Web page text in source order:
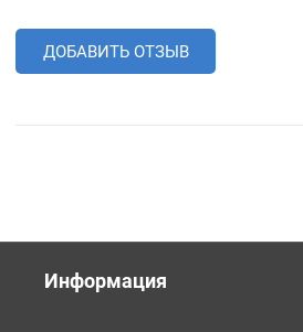
ДОБАВИТЬ ОТЗЫВ
Информация